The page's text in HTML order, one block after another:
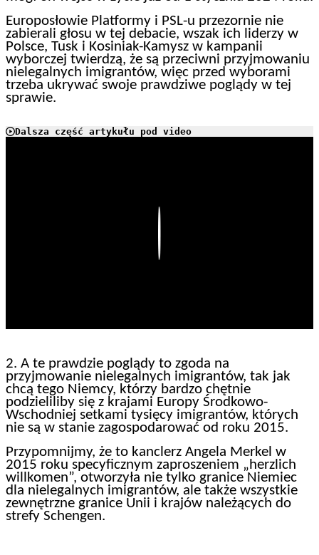
Europosłowie Platformy i PSL-u przezornie nie
zabierali głosu w tej debacie, wszak ich liderzy w
Polsce, Tusk i Kosiniak-Kamysz w kampanii
wyborczej twierdzą, że są przeciwni przyjmowaniu
nielegalnych imigrantów, więc przed wyborami
trzeba ukrywać swoje prawdziwe poglądy w tej
sprawie.
Dalsza część artykułu pod video
2. A te prawdzie poglądy to zgoda na
przyjmowanie nielegalnych imigrantów, tak jak
chcą tego Niemcy, którzy bardzo chętnie
podzieliliby się z krajami Europy Środkowo-
Wschodniej setkami tysięcy imigrantów, których
nie są w stanie zagospodarować od roku 2015.
Przypomnijmy, że to kanclerz Angela Merkel w
2015 roku specyficznym zaproszeniem „herzlich
willkomen”, otworzyła nie tylko granice Niemiec
dla nielegalnych imigrantów, ale także wszystkie
zewnętrzne granice Unii i krajów należących do
strefy Schengen.